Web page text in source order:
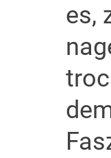
es,